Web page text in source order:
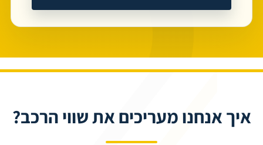
איך אנחנו מעריכים את שווי הרכב?